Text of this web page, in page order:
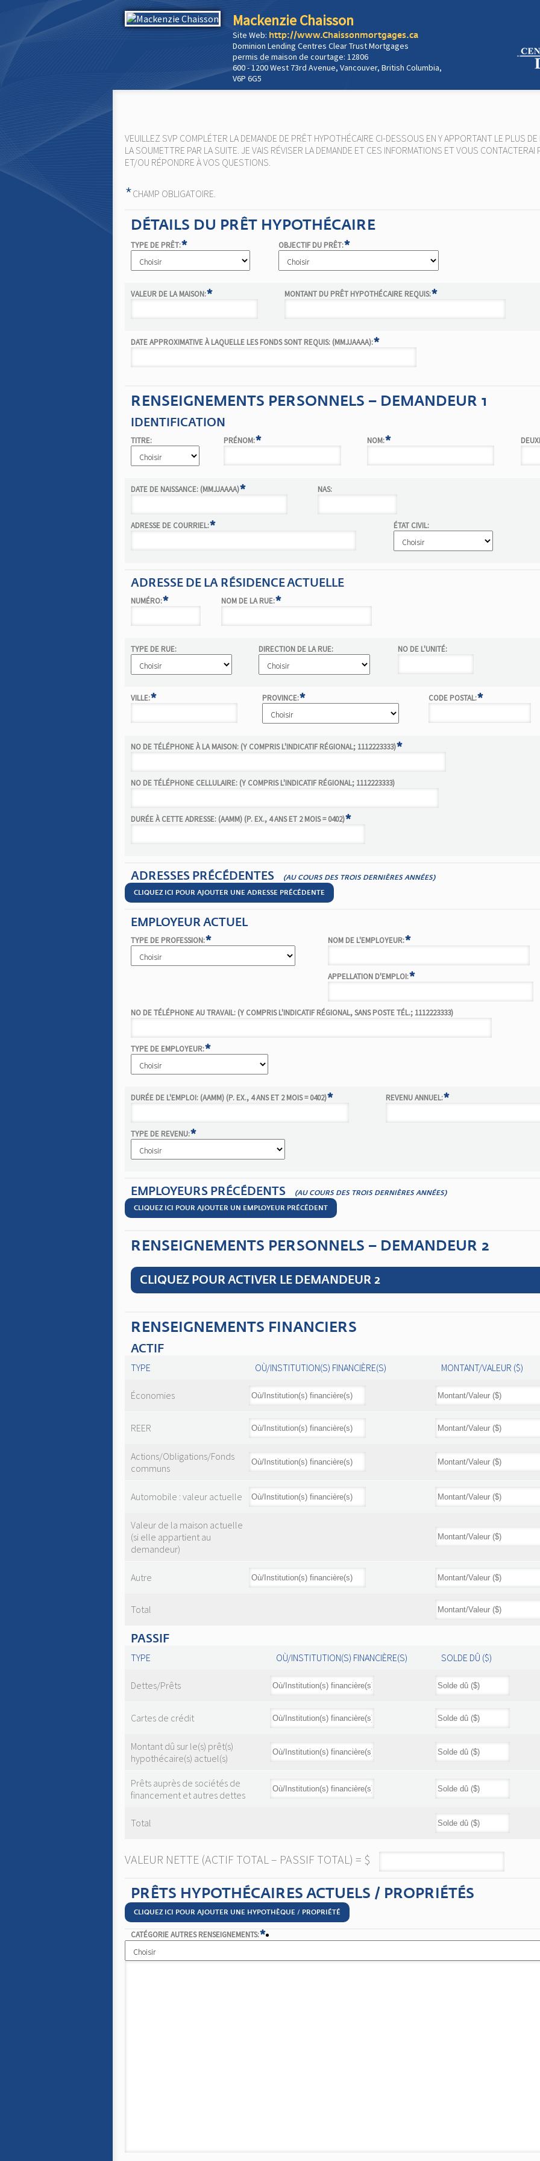
Mackenzie Chaisson
Site Web: http://www.Chaissonmortgages.ca
Dominion Lending Centres Clear Trust Mortgages
permis de maison de courtage: 12806
600 - 1200 West 73rd Avenue, Vancouver, British Columbia,
V6P 6G5
VEUILLEZ SVP COMPLÉTER LA DEMANDE DE PRÊT HYPOTHÉCAIRE CI-DESSOUS EN Y APPORTANT LE PLUS
LA SOUMETTRE PAR LA SUITE. JE VAIS RÉVISER LA DEMANDE ET CES INFORMATIONS ET VOUS
ET/OU RÉPONDRE À VOS QUESTIONS.
*CHAMP OBLIGATOIRE.
DÉTAILS DU PRÊT HYPOTHÉCAIRE
TYPE DE PRÊT:* OBJECTIF DU PRÊT:*
VALEUR DE LA MAISON:* MONTANT DU PRÊT HYPOTHÉCAIRE REQUIS:*
DATE APPROXIMATIVE À LAQUELLE LES FONDS SONT REQUIS: (MMJJAAAA):*
RENSEIGNEMENTS PERSONNELS – DEMANDEUR 1
IDENTIFICATION
TITRE: PRÉNOM:* NOM:*
DATE DE NAISSANCE: (MMJJAAAA)* NAS:
ADRESSE DE COURRIEL:* ÉTAT CIVIL:
ADRESSE DE LA RÉSIDENCE ACTUELLE
NUMÉRO:* NOM DE LA RUE:*
TYPE DE RUE: DIRECTION DE LA RUE: NO DE L'UNITÉ:
VILLE:* PROVINCE:* CODE POSTAL:*
NO DE TÉLÉPHONE À LA MAISON: (Y COMPRIS L'INDICATIF RÉGIONAL; 1112223333)*
NO DE TÉLÉPHONE CELLULAIRE: (Y COMPRIS L'INDICATIF RÉGIONAL; 1112223333)
DURÉE À CETTE ADRESSE: (AAMM) (P. EX., 4 ANS ET 2 MOIS = 0402)*
ADRESSES PRÉCÉDENTES
(AU COURS DES TROIS DERNIÈRES ANNÉES)
CLIQUEZ ICI POUR AJOUTER UNE ADRESSE PRÉCÉDENTE
EMPLOYEUR ACTUEL
TYPE DE PROFESSION:* NOM DE L'EMPLOYEUR:*
APPELLATION D'EMPLOI:*
NO DE TÉLÉPHONE AU TRAVAIL: (Y COMPRIS L'INDICATIF RÉGIONAL, SANS POSTE TÉL.; 1112223333)
TYPE DE EMPLOYEUR:*
DURÉE DE L'EMPLOI: (AAMM) (P. EX., 4 ANS ET 2 MOIS = 0402)* REVENU ANNUEL:*
TYPE DE REVENU:*
EMPLOYEURS PRÉCÉDENTS
(AU COURS DES TROIS DERNIÈRES ANNÉES)
CLIQUEZ ICI POUR AJOUTER UN EMPLOYEUR PRÉCÉDENT
RENSEIGNEMENTS PERSONNELS – DEMANDEUR 2
CLIQUEZ POUR ACTIVER LE DEMANDEUR 2
RENSEIGNEMENTS FINANCIERS
ACTIF
TYPE OÙ/INSTITUTION(S) FINANCIÈRE(S) MONTANT/VALEUR ($)
Économies
REER
Actions/Obligations/Fonds
communs
Automobile : valeur actuelle
Valeur de la maison actuelle
(si elle appartient au
demandeur)
Autre
Total
PASSIF
TYPE OÙ/INSTITUTION(S) FINANCIÈRE(S) SOLDE DÛ ($)
Dettes/Prêts
Cartes de crédit
Montant dû sur le(s) prêt(s)
hypothécaire(s) actuel(s)
Prêts auprès de sociétés de
financement et autres dettes
Total
VALEUR NETTE (ACTIF TOTAL – PASSIF TOTAL) = $
PRÊTS HYPOTHÉCAIRES ACTUELS / PROPRIÉTÉS
CLIQUEZ ICI POUR AJOUTER UNE HYPOTHÈQUE / PROPRIÉTÉ
CATÉGORIE AUTRES RENSEIGNEMENTS:*